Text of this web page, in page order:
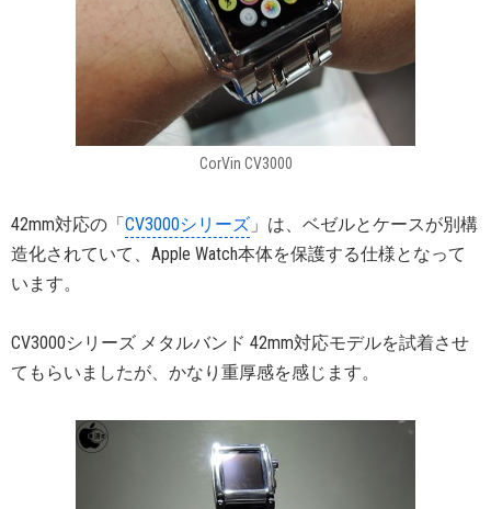
CorVin CV3000
42mm対応の「CV3000シリーズ 」は、ベゼルとケースが別構
造化されていて、Apple Watch本体を保護する仕様となって
います。
CV3000シリーズ メタルバンド 42mm対応モデルを試着させ
てもらいましたが、かなり重厚感を感じます。